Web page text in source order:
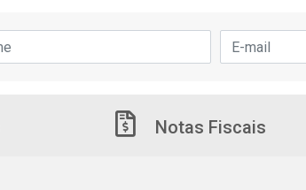
Notas Fiscais